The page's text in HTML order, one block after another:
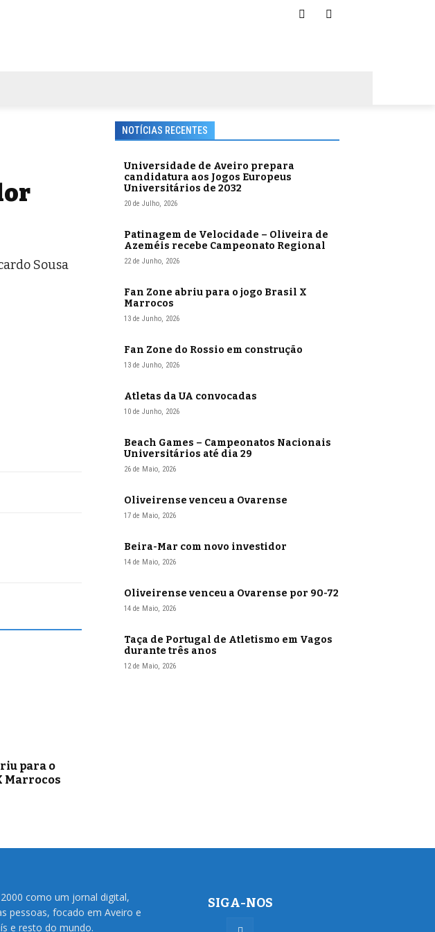
Sousa
para o
Marrocos
NOTÍCIAS RECENTES
Universidade de Aveiro prepara
candidatura aos Jogos Europeus
Universitários de 2032
20 de Julho, 2026
Patinagem de Velocidade – Oliveira de
Azeméis recebe Campeonato Regional
22 de Junho, 2026
Fan Zone abriu para o jogo Brasil X
Marrocos
13 de Junho, 2026
Fan Zone do Rossio em construção
13 de Junho, 2026
Atletas da UA convocadas
10 de Junho, 2026
Beach Games – Campeonatos Nacionais
Universitários até dia 29
26 de Maio, 2026
Oliveirense venceu a Ovarense
17 de Maio, 2026
Beira-Mar com novo investidor
14 de Maio, 2026
Oliveirense venceu a Ovarense por 90-72
14 de Maio, 2026
Taça de Portugal de Atletismo em Vagos
durante três anos
12 de Maio, 2026
como um jornal digital,
pessoas, focado em Aveiro e
e resto do mundo.
SIGA-NOS